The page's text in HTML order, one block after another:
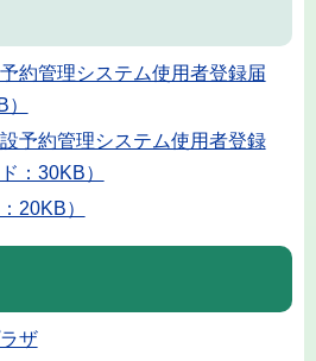
約管理システム使用者登録届
予約管理システム使用者登録
：30KB）
20KB）
ザ